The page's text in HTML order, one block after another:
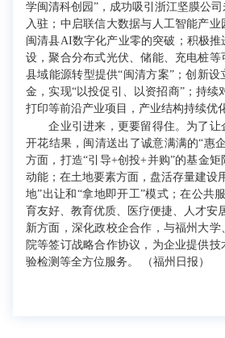
学闽清科创园”，成功吸引浙江坚膜公
入驻；中启联信大数据与人工智能产
闽清县AI数字化产业零的突破；积极推
设，聚合分布式光伏、储能、充电桩
县域能源转型提供“闽清方案”；创新
金，实现“以投促引、以资招商”；持续
打印等前沿产业项目，产业结构持续
企业引进来，更要留得住。为了让
开花结果，闽清送出了诚意满满的“惠
方面，打造“引导+创投+并购”的基金
动能；在土地要素方面，盘活存量建设
地”出让和“拿地即开工”模式；在公共
育友好、教育优质、医疗便捷、人才安
新方面，深化政校企合作，与福州大
院等签订战略合作协议，为企业提供
验检测等全方位服务。 （福州日报）